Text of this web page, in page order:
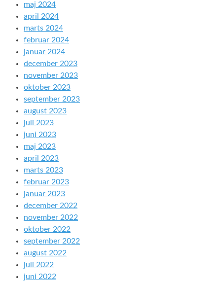
maj 2024
april 2024
marts 2024
februar 2024
januar 2024
december 2023
november 2023
oktober 2023
september 2023
august 2023
juli 2023
juni 2023
maj 2023
april 2023
marts 2023
februar 2023
januar 2023
december 2022
november 2022
oktober 2022
september 2022
august 2022
juli 2022
juni 2022